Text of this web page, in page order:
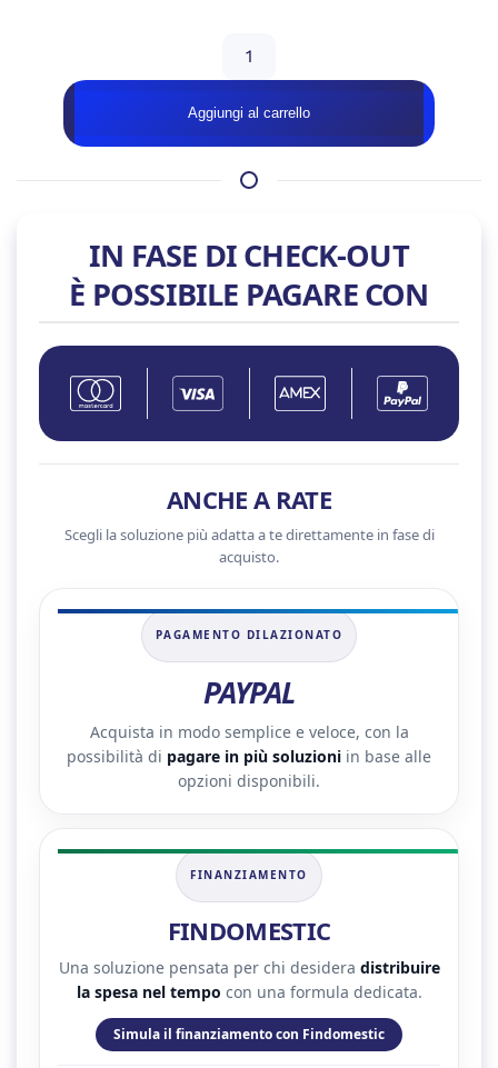
EAGLE
ICE
OC
Aggiungi al carrello
IN FASE DI CHECK-OUT
È POSSIBILE PAGARE CON
ANCHE A RATE
Scegli la soluzione più adatta a te direttamente in fase di
acquisto.
PAGAMENTO DILAZIONATO
PAYPAL
Acquista in modo semplice e veloce, con la
possibilità di pagare in più soluzioni in base alle
opzioni disponibili.
FINANZIAMENTO
FINDOMESTIC
Una soluzione pensata per chi desidera distribuire
la spesa nel tempo con una formula dedicata.
Simula il finanziamento con Findomestic